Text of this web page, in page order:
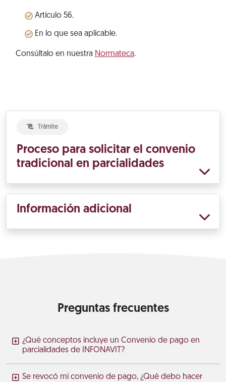
Artículo 56.
En lo que sea aplicable.
Consúltalo en nuestra Normateca.
Trámite
Proceso para solicitar el convenio
tradicional en parcialidades
Información adicional
Preguntas frecuentes
¿Qué conceptos incluye un Convenio de pago en
parcialidades de INFONAVIT?
Se revocó mi convenio de pago, ¿Qué debo hacer